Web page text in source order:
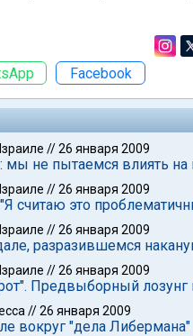
Facebook
//26 января 2009
мы не пытаемся влиять
//26 января 2009
считаю это
//26 января 2009
разразившемся
//26 января 2009
Предвыборный лозунг
//26 января 2009
вокруг "дела Либермана"